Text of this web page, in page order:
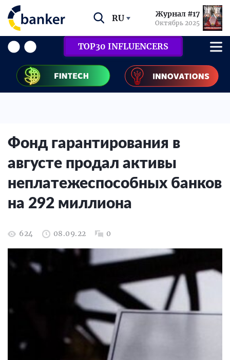
RU Журнал #17
Октябрь 2025
TOP30 INFLUENCERS
Фонд гарантирования в
августе продал активы
неплатежеспособных банков
на 292 миллиона
624 08.09.22 0